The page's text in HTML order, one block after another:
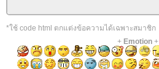
*ใช้ code html ตกแต่งข้อความได้เฉพาะสมาชิก
+ Emotion+